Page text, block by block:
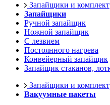
Запайщики и
Запайщики
Ручной запайщик
Ножной запайщик
С лезвием
Постоянного нагрева
Конвейерный запайщик
Запайщик стаканов,
Запайщики и
Вакуумные пакеты